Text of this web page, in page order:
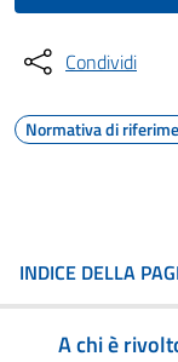
Condividi
Normativa di
INDICE DELLA
A chi è